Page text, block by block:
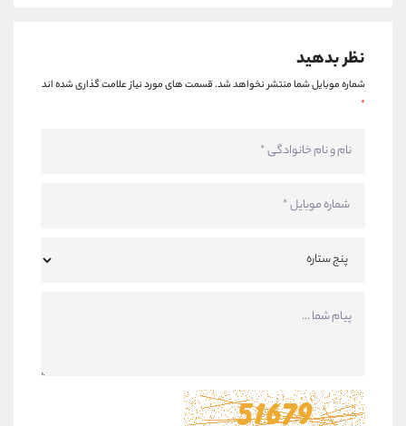
نظر بدهید
شماره موبایل شما منتشر نخواهد شد.قسمت های مورد نیاز علامت گذاری شده اند
*